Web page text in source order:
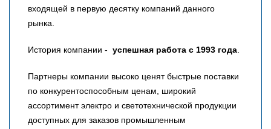
входящей в первую десятку компаний данного
рынка.
История компании - успешная работа с 1993 года.
Партнеры компании высоко ценят быстрые поставки
по конкурентоспособным ценам, широкий
ассортимент электро и светотехнической продукции
доступных для заказов промышленным